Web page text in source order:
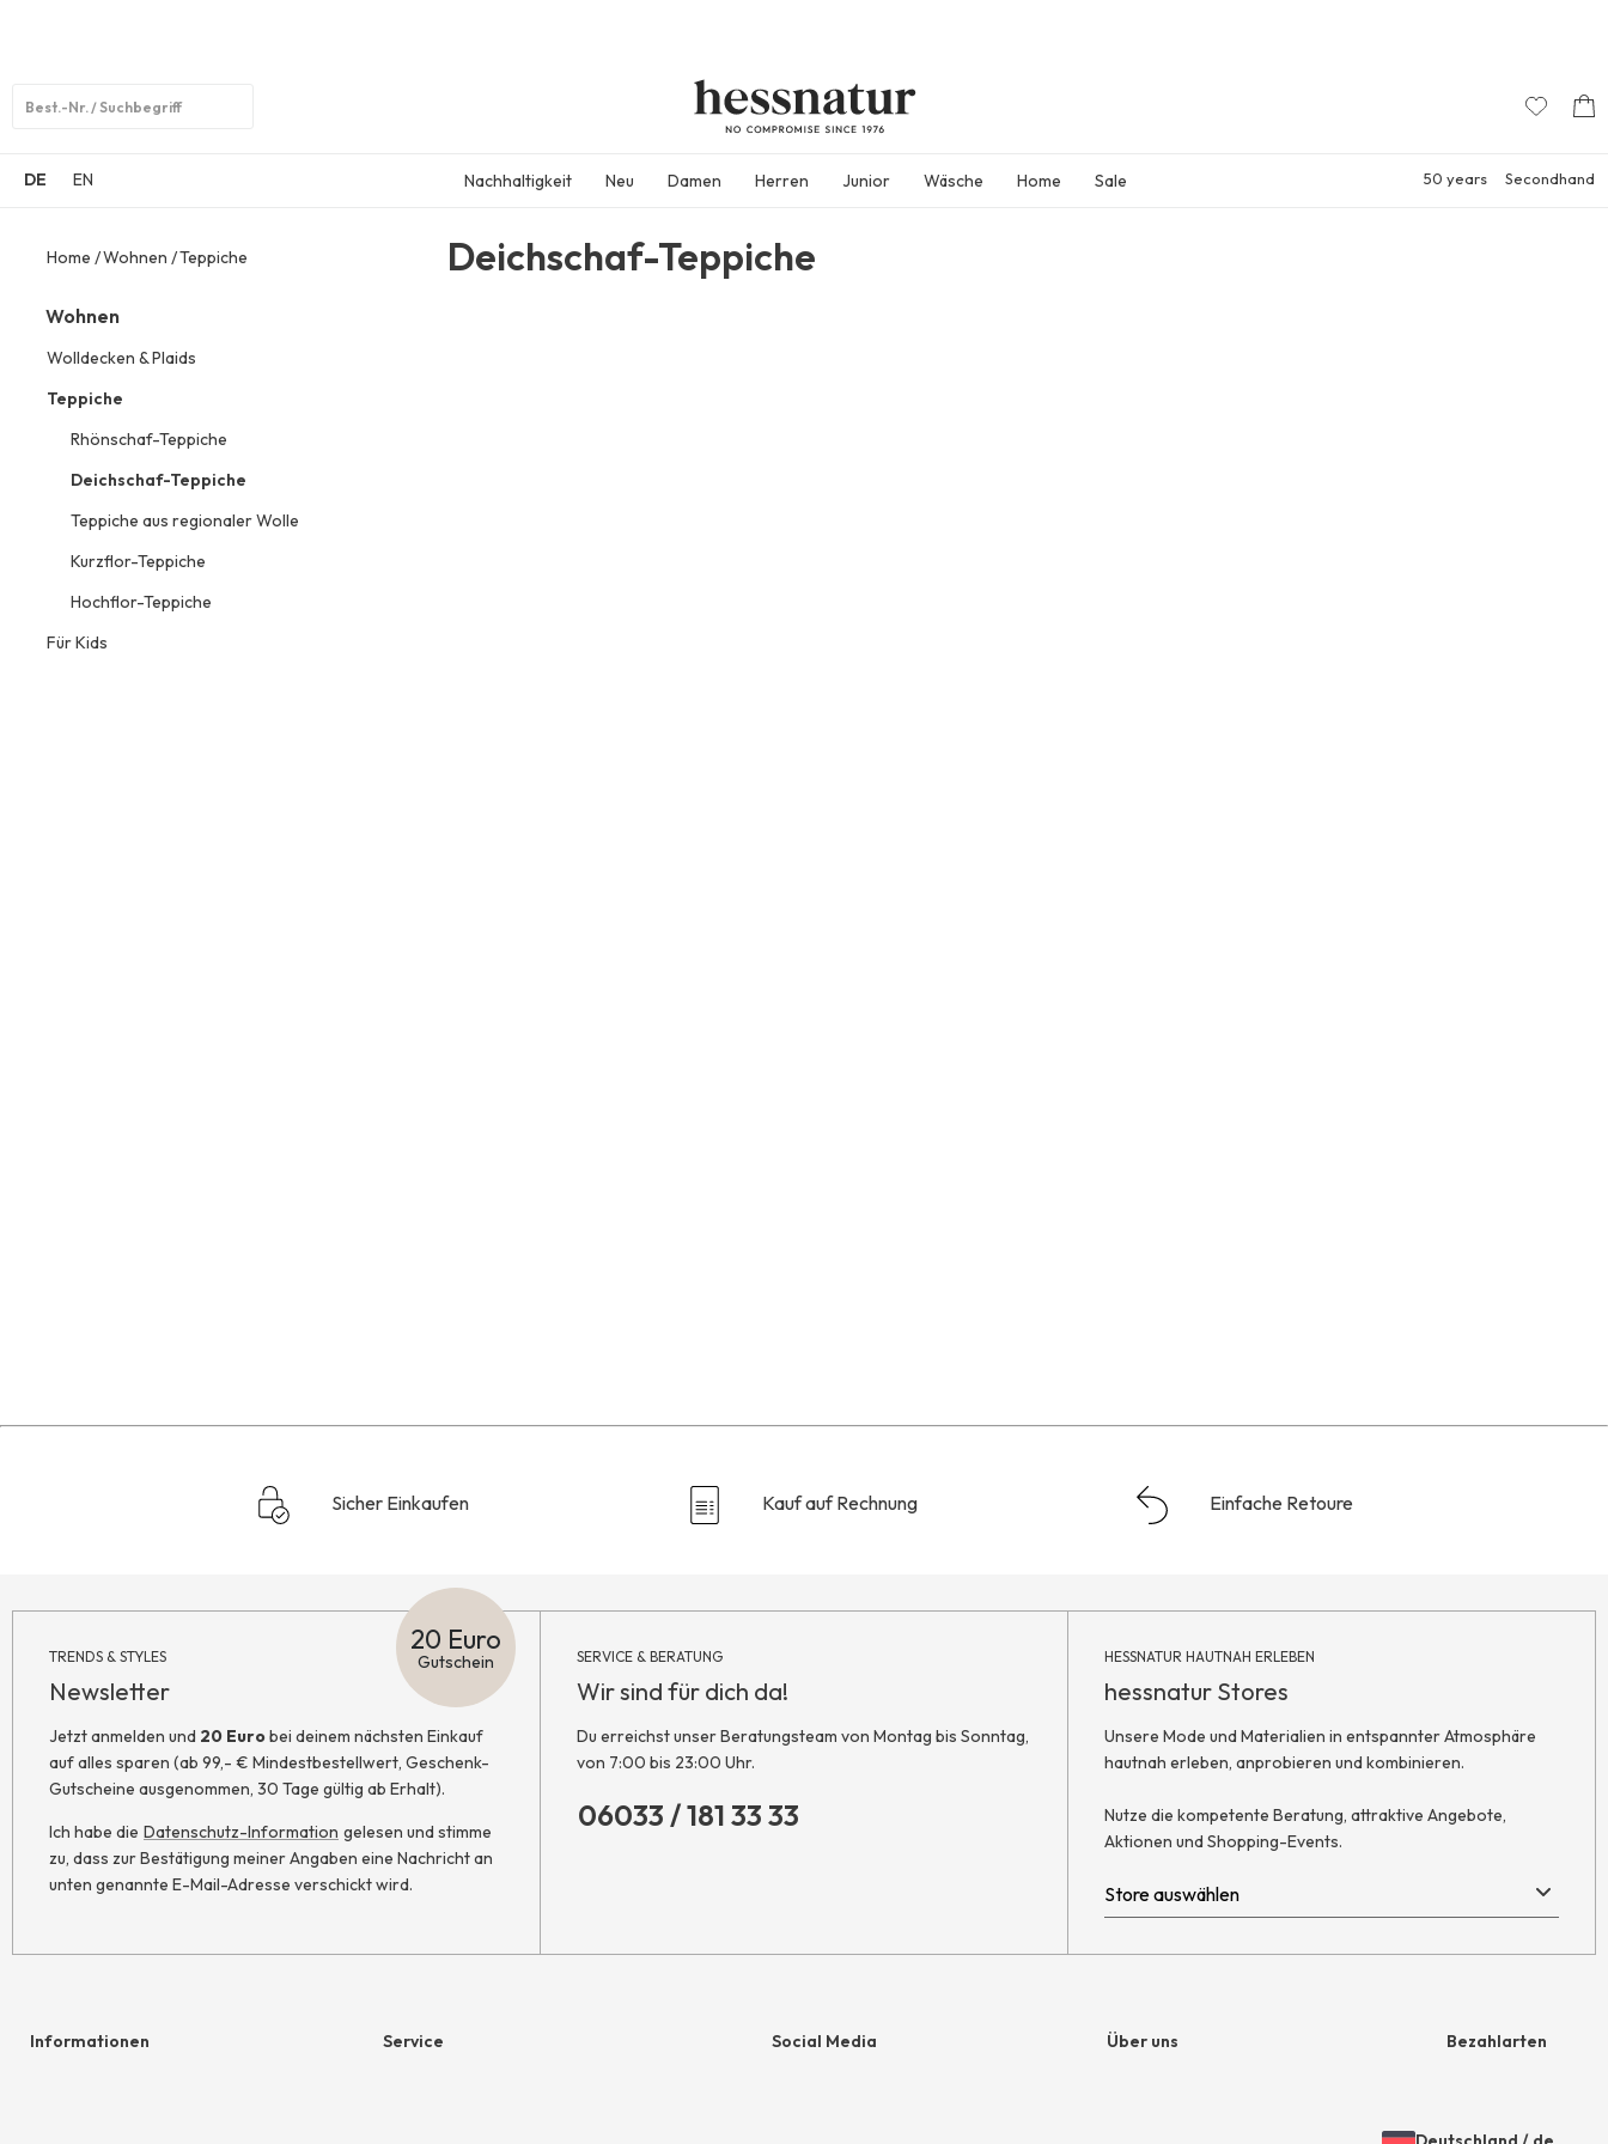
DE
EN Nachhaltigkeit Neu Damen Herren Junior Wäsche Home Sale 50 years Secondhand
Home Wohnen Teppiche
Wohnen
Wolldecken & Plaids
Teppiche
Rhönschaf-Teppiche
Deichschaf-Teppiche
Teppiche aus regionaler Wolle
Kurzflor-Teppiche
Hochflor-Teppiche
Für Kids
Deichschaf-Teppiche
Sicher Einkaufen Kauf auf Rechnung Einfache Retoure
TRENDS & STYLES
Newsletter
20 Euro
Gutschein
Jetzt anmelden und 20 Eurobei deinem nächsten Einkauf
auf alles sparen (ab 99,- € Mindestbestellwert, Geschenk-
Gutscheine ausgenommen, 30 Tage gültig ab Erhalt).
Ich habe die Datenschutz-Information gelesen und stimme
zu, dass zur Bestätigung meiner Angaben eine Nachricht an
unten genannte E-Mail-Adresse verschickt wird.
SERVICE & BERATUNG
Wir sind für dich da!
Du erreichst unser Beratungsteam von Montag bis Sonntag,
von 7:00 bis 23:00 Uhr.
06033 / 181 33 33
HESSNATUR HAUTNAH ERLEBEN
hessnatur Stores
Unsere Mode und Materialien in entspannter Atmosphäre
hautnah erleben, anprobieren und kombinieren.
Nutze die kompetente Beratung, attraktive Angebote,
Aktionen und Shopping-Events.
Informationen Service Social Media Über uns Bezahlarten